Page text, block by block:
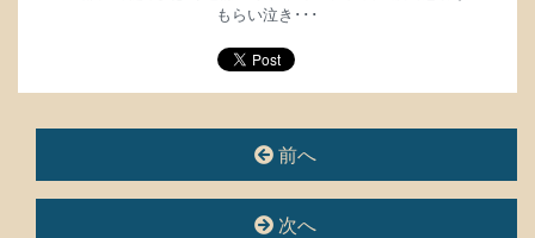
もらい泣き･･･
稿
前へ
次へ